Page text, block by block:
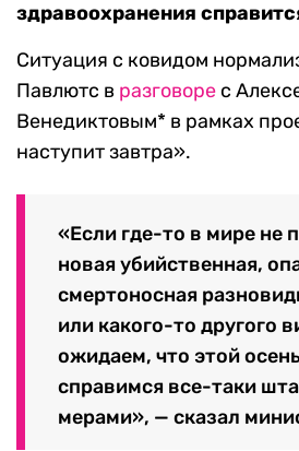
здравоохранения
Ситуация с ковидом
Павлютс в разговоре с
Венедиктовым* в рамках
наступит завтра».
«Если где-то в мире не
новая убийственная,
смертоносная
или какого-то другого
ожидаем, что этой
справимся все-таки
мерами», — сказал